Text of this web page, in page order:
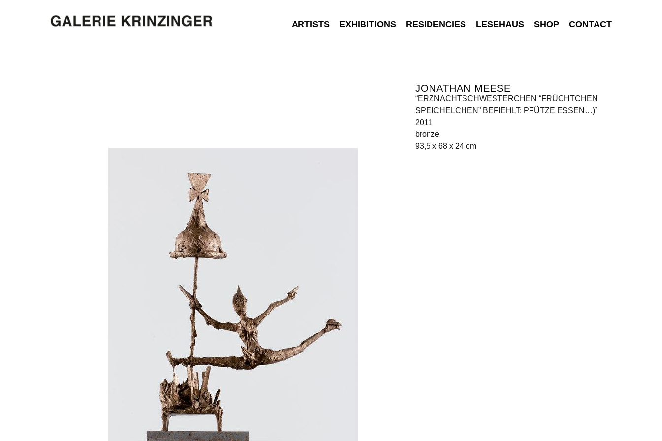
ARTISTS EXHIBITIONS RESIDENCIES LESEHAUS SHOP CONTACT
JONATHAN MEESE
“ERZNACHTSCHWESTERCHEN “FRÜCHTCHEN
SPEICHELCHEN” BEFIEHLT: PFÜTZE ESSEN…)”
2011
bronze
93,5 x 68 x 24 cm